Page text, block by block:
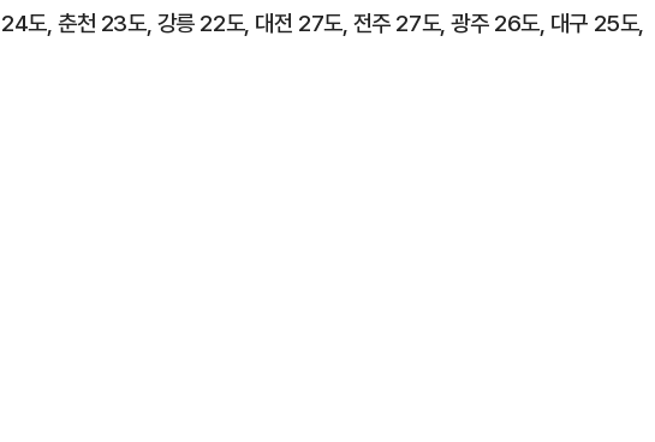
도, 춘천 23도, 강릉 22도, 대전 27도, 전주 27도, 광주 26도, 대구 25도,